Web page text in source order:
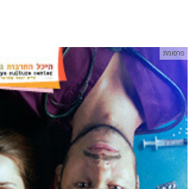
פרסומת